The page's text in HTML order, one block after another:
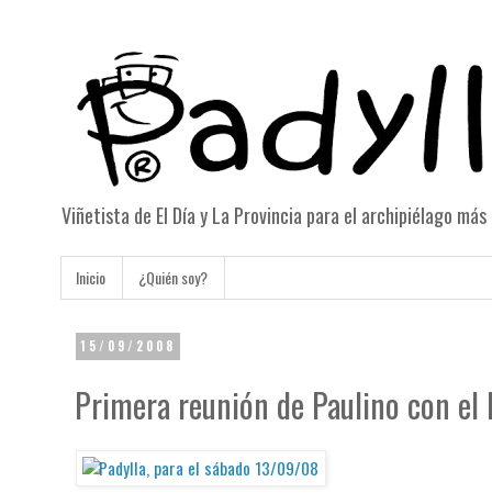
Viñetista de El Día y La Provincia para el archipiélago
Inicio ¿Quién soy?
15/09/2008
Primera reunión de Paulino con el